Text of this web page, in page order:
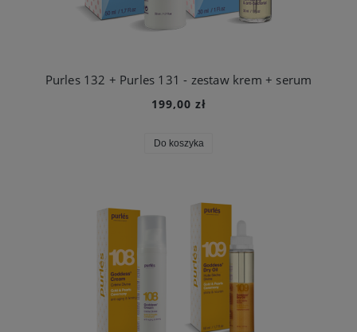
Purles 132 + Purles 131 - zestaw krem + serum
199,00 zł
Do koszyka